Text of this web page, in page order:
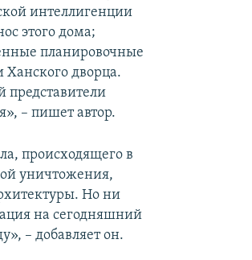
интеллигенции
этого дома;
планировочные
Ханского дворца.
представители
– пишет автор.
происходящего в
уничтожения,
Но ни
на сегодняшний
– добавляет он.